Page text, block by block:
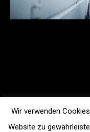
Wir verwenden
Website zu